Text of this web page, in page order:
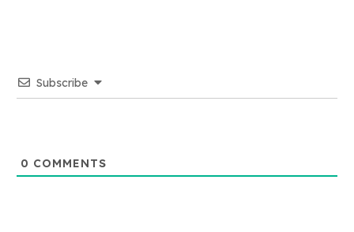
Subscribe
0 COMMENTS